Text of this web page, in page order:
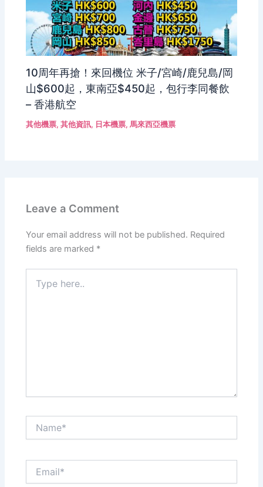
10周年再搶！來回機位 米子/宮崎/鹿兒島/岡
山$600起，東南亞$450起，包行李同餐飲
– 香港航空
其他機票,其他資訊, 日本機票,馬來西亞機票
Leave a Comment
Your email address will not be published. Required
fields are marked *
here..